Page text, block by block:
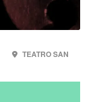
TEATRO SAN